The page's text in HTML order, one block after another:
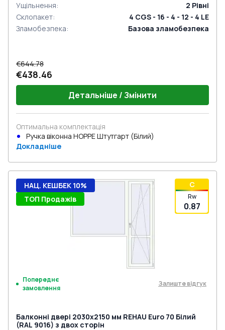
Ущільнення: 2 Рівні
Склопакет:
4 CGS - 16 - 4 - 12 - 4 LE
Зламобезпека: Базова зламобезпека
€644.78
€438.46
Детальніше / Змінити
Оптимальна комплектація
Ручка віконна HOPPE Штутгарт (Білий)
Докладніше
C
Rw
0.87
НАЦ. КЕШБЕК 10%
ТОП Продажів
Попереднє
замовлення
Залиште відгук
Балконні двері 2030x2150 мм REHAU Euro 70 Білий
(RAL 9016) з двох сторін